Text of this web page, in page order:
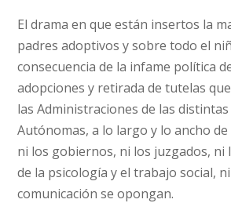
El drama en que están insertos la
padres adoptivos y sobre todo el
consecuencia de la infame política
adopciones y retirada de tutelas
las Administraciones de las
Autónomas, a lo largo y lo ancho de
ni los gobiernos, ni los juzgados, ni
de la psicología y el trabajo social,
comunicación se opongan.